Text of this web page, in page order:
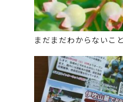
まだまだわからないこ